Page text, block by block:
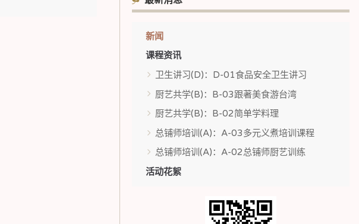
新闻
课程资讯
卫生讲习(D)：D-01食品安全卫生讲习
厨艺共学(B)：B-03跟著美食游台湾
厨艺共学(B)：B-02简单学料理
总铺师培训(A)：A-03多元义煮培训课程
总铺师培训(A)：A-02总铺师厨艺训练
活动花絮